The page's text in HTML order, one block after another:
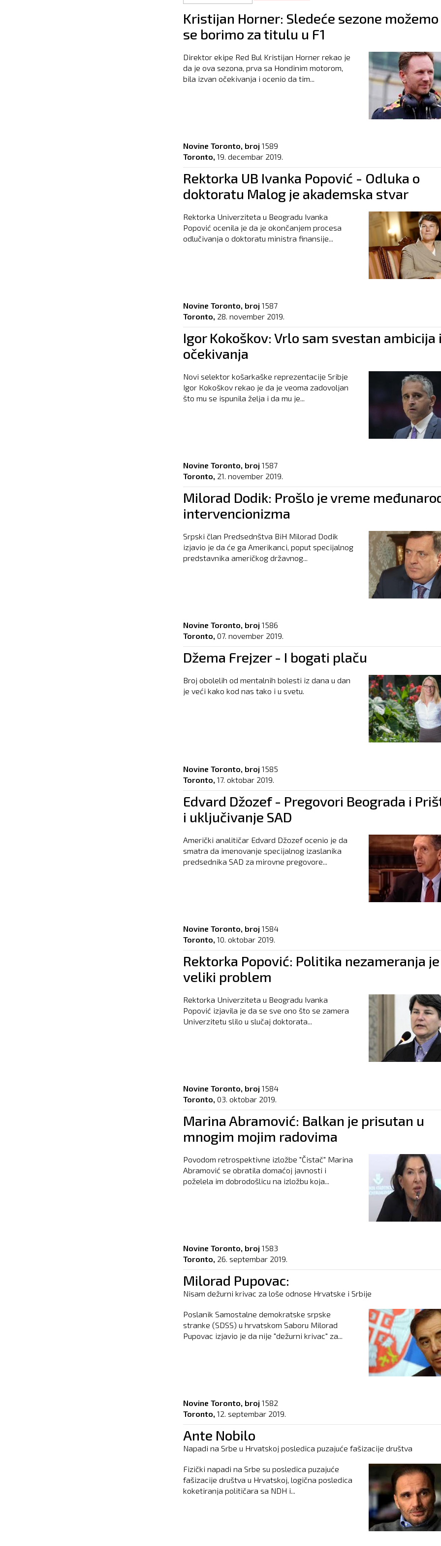
Kristijan Horner: Sledeće sezone
se borimo za titulu u F1
Direktor ekipe Red Bul Kristijan Horner rekao je
da je ova sezona, prva sa Hondinim motorom,
bila izvan očekivanja i ocenio da tim...
Novine Toronto, broj 1589
Toronto, 19. decembar 2019.
Rektorka UB Ivanka Popović - Odluka o
doktoratu Malog je akademska stvar
Rektorka Univerziteta u Beogradu Ivanka
Popović ocenila je da je okončanjem procesa
odlučivanja o doktoratu ministra finansije...
Novine Toronto, broj 1587
Toronto, 28. november 2019.
Igor Kokoškov: Vrlo sam svestan ambicija
očekivanja
Novi selektor košarkaške reprezentacije Sribje
Igor Кokoškov rekao je da je veoma zadovoljan
što mu se ispunila želja i da mu je...
Novine Toronto, broj 1587
Toronto, 21. november 2019.
Milorad Dodik: Prošlo je vreme
intervencionizma
Srpski član Predsednštva BiH Milorad Dodik
izjavio je da će ga Amerikanci, poput specijalnog
predstavnika američkog državnog...
Novine Toronto, broj 1586
Toronto, 07. november 2019.
Džema Frejzer - I bogati plaču
Broj obolelih od mentalnih bolesti iz dana u dan
je veći kako kod nas tako i u svetu.
Novine Toronto, broj 1585
Toronto, 17. oktobar 2019.
Edvard Džozef - Pregovori Beograda i
i uključivanje SAD
Američki analitičar Edvard Džozef ocenio je da
smatra da imenovanje specijalnog izaslanika
predsednika SAD za mirovne pregovore...
Novine Toronto, broj 1584
Toronto, 10. oktobar 2019.
Rektorka Popović: Politika nezameranja je
veliki problem
Rektorka Univerziteta u Beogradu Ivanka
Popović izjavila je da se sve ono što se zamera
Univerzitetu slilo u slučaj doktorata...
Novine Toronto, broj 1584
Toronto, 03. oktobar 2019.
Marina Abramović: Balkan je prisutan u
mnogim mojim radovima
Povodom retrospektivne izložbe "Čistač" Marina
Abramović se obratila domaćoj javnosti i
poželela im dobrodošlicu na izložbu koja...
Novine Toronto, broj 1583
Toronto, 26. septembar 2019.
Milorad Pupovac:
Nisam dežurni krivac za loše odnose Hrvatske i Srbije
Poslanik Samostalne demokratske srpske
stranke (SDSS) u hrvatskom Saboru Milorad
Pupovac izjavio je da nije "dežurni krivac" za...
Novine Toronto, broj 1582
Toronto, 12. septembar 2019.
Ante Nobilo
Napadi na Srbe u Hrvatskoj posledica puzajuće fašizacije društva
Fizički napadi na Srbe su posledica puzajuće
fašizacije društva u Hrvatskoj, logična posledica
koketiranja političara sa NDH i...
Pages